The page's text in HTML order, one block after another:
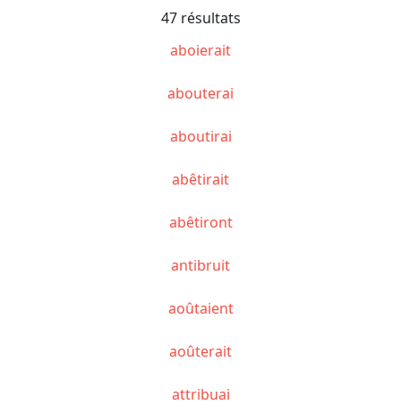
47 résultats
aboierait
abouterai
aboutirai
abêtirait
abêtiront
antibruit
aoûtaient
aoûterait
attribuai